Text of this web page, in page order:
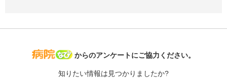
病院なび
からのアンケートにご協力ください。
知りたい情報は見つかりましたか?